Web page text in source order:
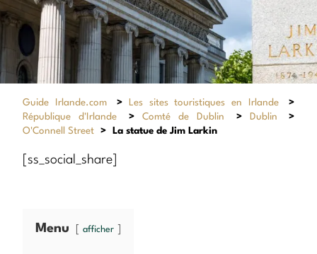
Guide Irlande.com > Les sites touristiques en Irlande
>
République d'Irlande
> Comté de Dublin > Dublin
>
O'Connell Street
> La statue de Jim Larkin
[ss_social_share]
Menu afficher